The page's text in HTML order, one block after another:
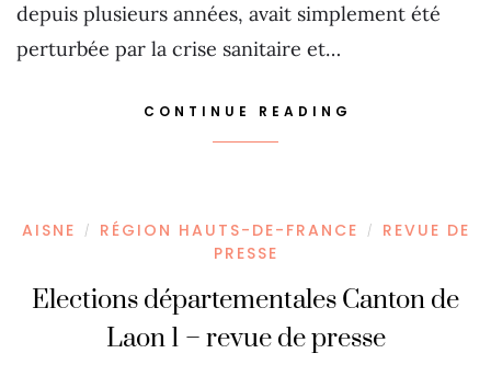
depuis plusieurs années, avait simplement été
perturbée par la crise sanitaire et…
CONTINUE READING
AISNE / RÉGION HAUTS-DE-FRANCE /
REVUE DE
PRESSE
Elections départementales Canton de
Laon 1 – revue de presse